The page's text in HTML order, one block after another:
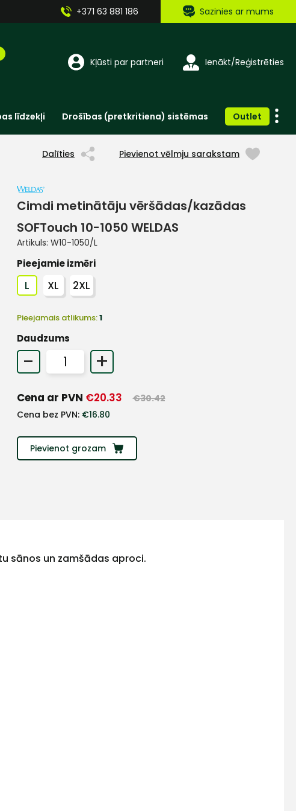
+371 63 881 186 Sazinies ar mums
Kļūsti par partneri Ienākt/Reģistrēties
līdzekļi Drošības (pretkritiena) sistēmas Outlet
Dalīties Pievienot vēlmju sarakstam
Cimdi metinātāju vēršādas/kazādas
SOFTouch 10-1050 WELDAS
Artikuls: W10-1050/L
Pieejamie izmēri
L XL 2XL
Pieejamais atlikums:1
Daudzums
- +
Cena ar PVN €20.33 €30.42
Cena bez PVN: €16.80
Pievienot grozam
sānos un zamšādas aproci.